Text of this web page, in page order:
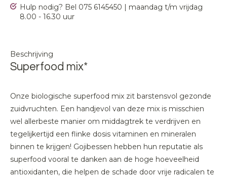
Hulp nodig? Bel 075 6145450 | maandag t/m vrijdag
8.00 - 16.30 uur
Beschrijving
Superfood mix*
Onze biologische superfood mix zit barstensvol gezonde
zuidvruchten. Een handjevol van deze mix is misschien
wel allerbeste manier om middagtrek te verdrijven en
tegelijkertijd een flinke dosis vitaminen en mineralen
binnen te krijgen! Gojibessen hebben hun reputatie als
superfood vooral te danken aan de hoge hoeveelheid
antioxidanten, die helpen de schade door vrije radicalen te